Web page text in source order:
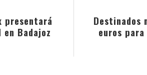
Destinados
euros
presentará
Badajoz